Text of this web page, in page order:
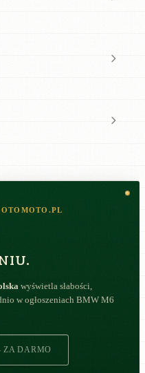
wyświetla słabości,
w ogłoszeniach BMW M6
ZA DARMO